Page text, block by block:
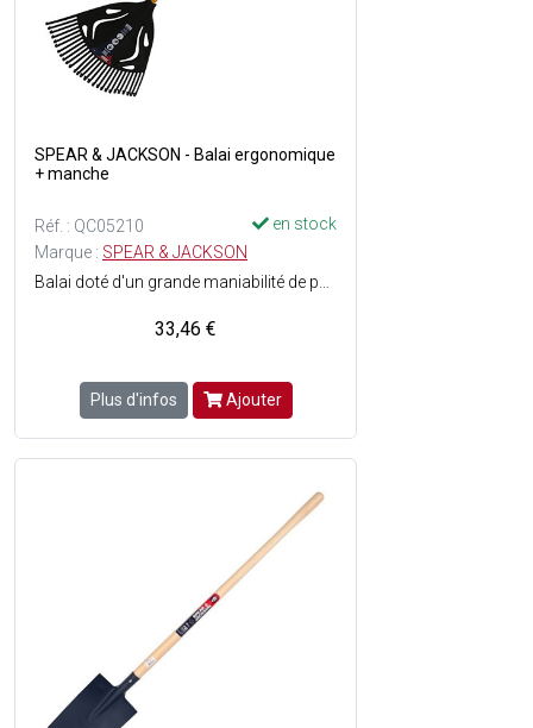
SPEAR & JACKSON - Balai ergonomique
+ manche
Réf. : QC05210
en stock
Marque : SPEAR & JACKSON
33,46 €
Plus d'infos Ajouter